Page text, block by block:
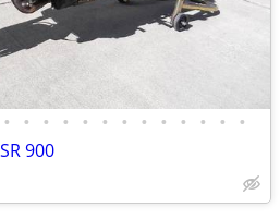
• • • • • • • • • • • • •
900